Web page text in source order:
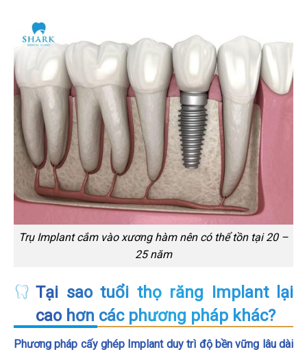
Trụ Implant cắm vào xương hàm nên có thể tồn tại 20 –
25 năm
Tại sao tuổi thọ răng Implant lại
cao hơn các phương pháp khác?
Phương pháp cấy ghép Implant duy trì độ bền vững lâu dài